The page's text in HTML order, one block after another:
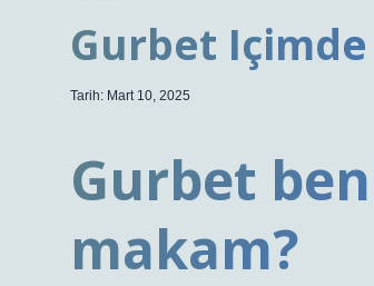
Gurbet
Tarih: Mart 10, 2025
Gurbet
makam?